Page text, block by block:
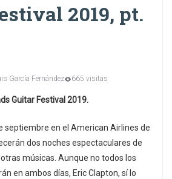
2019, pt.
García Fernández 665 visitas
Guitar Festival 2019.
septiembre en el American Airlines de
dos noches espectaculares de
músicas. Aunque no todos los
en ambos días, Eric Clapton, sí lo